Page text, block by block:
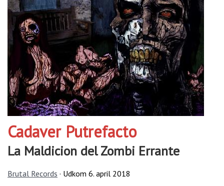
Cadaver Putrefacto
La Maldicion del Zombi Errante
Brutal Records · Udkom 6. april 2018